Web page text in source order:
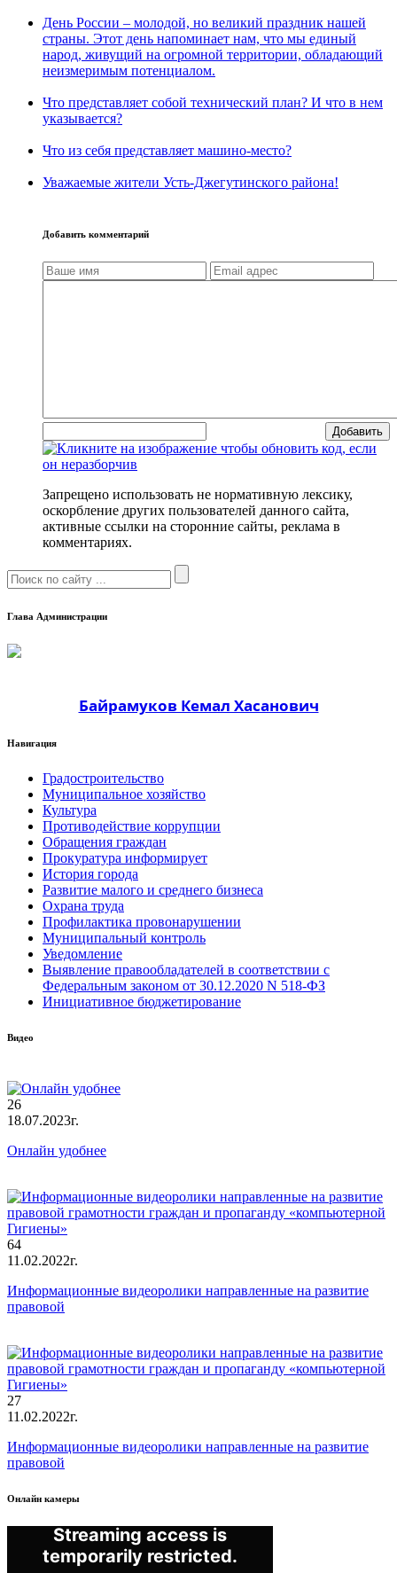
День России – молодой, но великий праздник нашей
страны. Этот день напоминает нам, что мы единый
народ, живущий на огромной территории, обладающий
неизмеримым потенциалом.
Что представляет собой технический план? И что в нем
указывается?
Что из себя представляет машино-место?
Уважаемые жители Усть-Джегутинского района!
Добавить комментарий
Добавить
Запрещено использовать не нормативную лексику,
оскорбление других пользователей данного сайта,
активные ссылки на сторонние сайты, реклама в
комментариях.
Глава Администрации
Байрамуков Кемал Хасанович
Навигация
Градостроительство
Муниципальное хозяйство
Культура
Противодействие коррупции
Обращения граждан
Прокуратура информирует
История города
Развитие малого и среднего бизнеса
Охрана труда
Профилактика провонарушении
Муниципальный контроль
Уведомление
Выявление правообладателей в соответствии с
Федеральным законом от 30.12.2020 N 518-ФЗ
Инициативное бюджетирование
Видео
26
18.07.2023г.
Онлайн удобнее
64
11.02.2022г.
Информационные видеоролики направленные на развитие
правовой
27
11.02.2022г.
Информационные видеоролики направленные на развитие
правовой
Онлайн камеры